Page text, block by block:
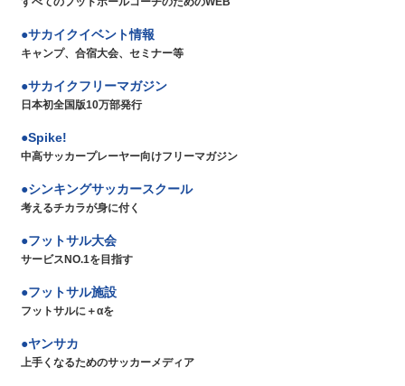
サカイクイベント情報
キャンプ、合宿大会、セミナー等
サカイクフリーマガジン
日本初全国版10万部発行
Spike!
中高サッカープレーヤー向けフリーマガジン
シンキングサッカースクール
考えるチカラが身に付く
フットサル大会
サービスNO.1を目指す
フットサル施設
フットサルに＋αを
ヤンサカ
上手くなるためのサッカーメディア